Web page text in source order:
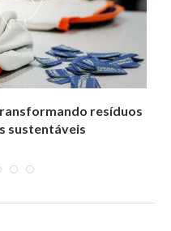
resíduos
sustentáveis